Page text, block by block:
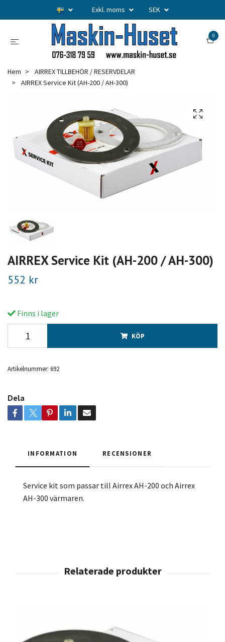
Exkl. moms SEK
0
Hem
AIRREX TILLBEHÖR / RESERVDELAR
AIRREX Service Kit (AH-200 / AH-300)
AIRREX Service Kit (AH-200 / AH-300)
552 kr
Finns i lager
KÖP
Artikelnummer: 692
Dela
INFORMATION RECENSIONER
Service kit som passar till Airrex AH-200 och Airrex
AH-300 värmaren.